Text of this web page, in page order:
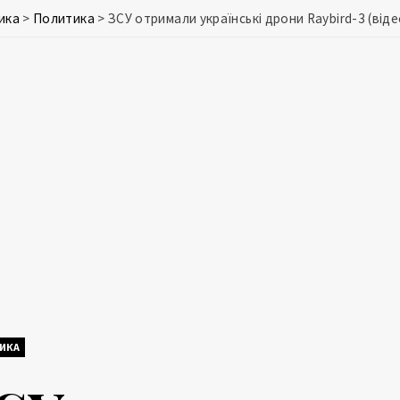
> Политика > ЗСУ отримали українські дрони Raybird-3